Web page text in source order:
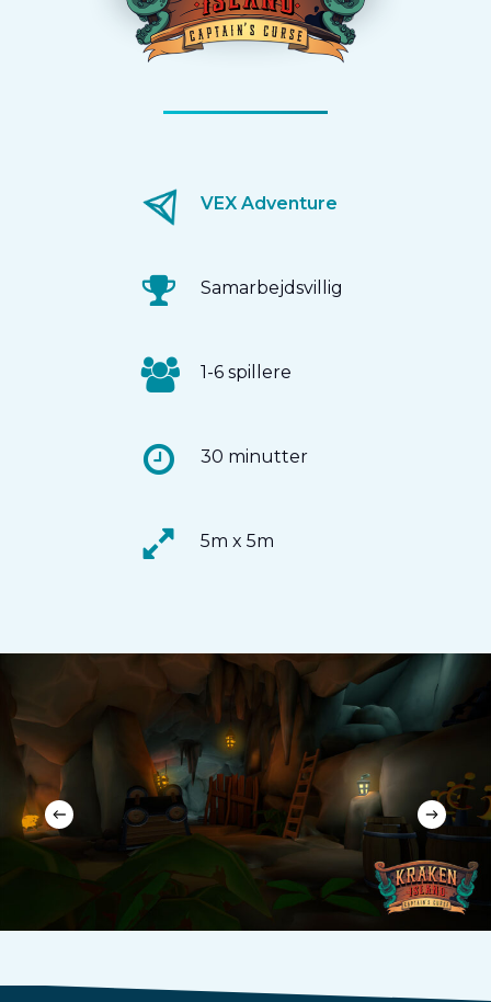
VEX Adventure
Samarbejdsvillig
1-6 spillere
30 minutter
5m x 5m